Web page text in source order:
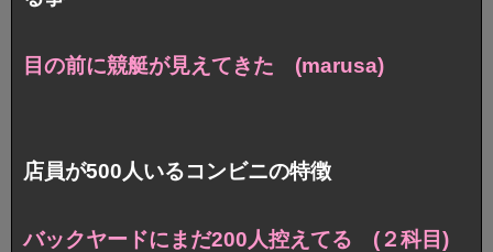
目の前に競艇が見えてきた (marusa)
店員が500人いるコンビニの特徴
バックヤードにまだ200人控えてる (２科目)